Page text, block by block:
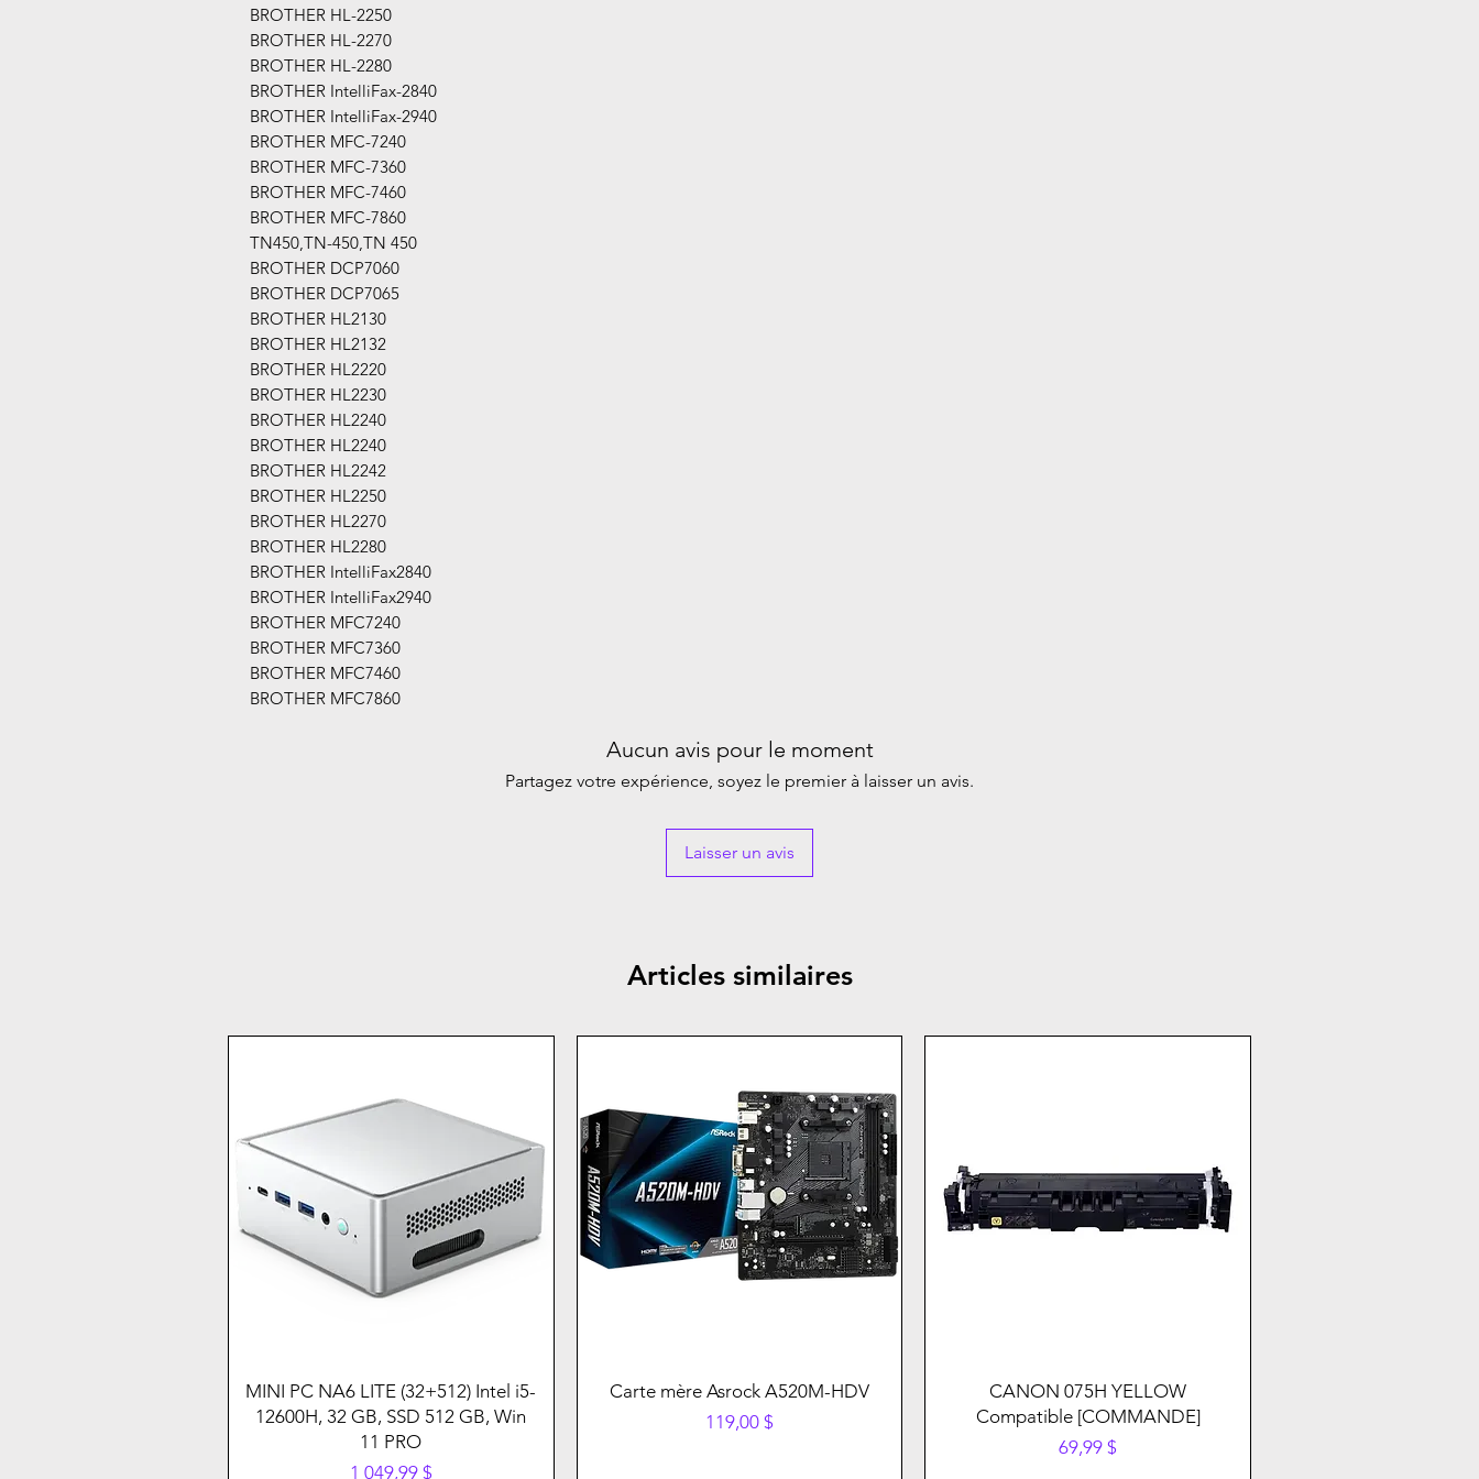
BROTHER HL-2250
BROTHER HL-2270
BROTHER HL-2280
BROTHER IntelliFax-2840
BROTHER IntelliFax-2940
BROTHER MFC-7240
BROTHER MFC-7360
BROTHER MFC-7460
BROTHER MFC-7860
TN450,TN-450,TN 450
BROTHER DCP7060
BROTHER DCP7065
BROTHER HL2130
BROTHER HL2132
BROTHER HL2220
BROTHER HL2230
BROTHER HL2240
BROTHER HL2240
BROTHER HL2242
BROTHER HL2250
BROTHER HL2270
BROTHER HL2280
BROTHER IntelliFax2840
BROTHER IntelliFax2940
BROTHER MFC7240
BROTHER MFC7360
BROTHER MFC7460
BROTHER MFC7860
Aucun avis pour le moment
Partagez votre expérience, soyez le premier à laisser un avis.
Laisser un avis
Articles similaires
MINI PC NA6 LITE (32+512) Intel i5-
12600H, 32 GB, SSD 512 GB, Win
11 PRO
Prix
1 049,99 $
Carte mère Asrock A520M-HDV
Prix
119,00 $
CANON 075H YELLOW
Compatible [COMMANDE]
Prix
69,99 $